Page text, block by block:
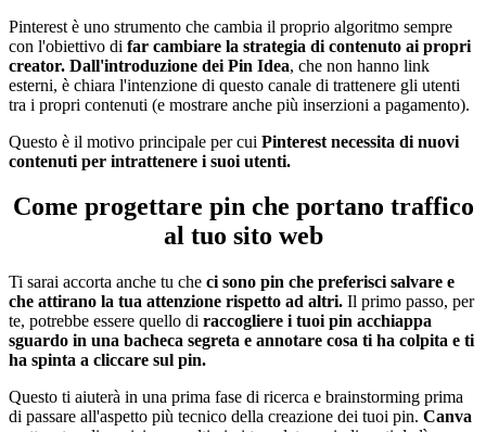
Pinterest è uno strumento che cambia il proprio algoritmo sempre
con l'obiettivo di far cambiare la strategia di contenuto ai propri
creator. Dall'introduzione dei Pin Idea, che non hanno link
esterni, è chiara l'intenzione di questo canale di trattenere gli utenti
tra i propri contenuti (e mostrare anche più inserzioni a pagamento).
Questo è il motivo principale per cui Pinterest necessita di nuovi
contenuti per intrattenere i suoi utenti.
Come progettare pin che portano traffico
al tuo sito web
Ti sarai accorta anche tu che ci sono pin che preferisci salvare e
che attirano la tua attenzione rispetto ad altri. Il primo passo, per
te, potrebbe essere quello di raccogliere i tuoi pin acchiappa
sguardo in una bacheca segreta e annotare cosa ti ha colpita e ti
ha spinta a cliccare sul pin.
Questo ti aiuterà in una prima fase di ricerca e brainstorming prima
di passare all'aspetto più tecnico della creazione dei tuoi pin. Canva